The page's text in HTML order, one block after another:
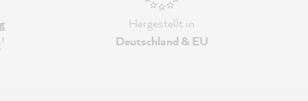
!
Hergestellt in
Deutschland & EU